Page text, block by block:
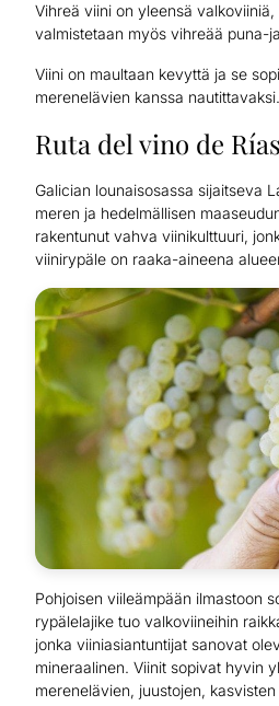
Vihreä viini on yleensä valkoviiniä,
valmistetaan myös vihreää puna-
Viini on maultaan kevyttä ja se
merenelävien kanssa nautittavaksi.
Ruta del vino de
Galician lounaisosassa sijaitseva
meren ja hedelmällisen
rakentunut vahva viinikulttuuri,
viinirypäle on raaka-aineena
Pohjoisen viileämpään ilmastoon
rypälelajike tuo valkoviineihin
jonka viiniasiantuntijat sanovat
mineraalinen. Viinit sopivat hyvin
merenelävien, juustojen,